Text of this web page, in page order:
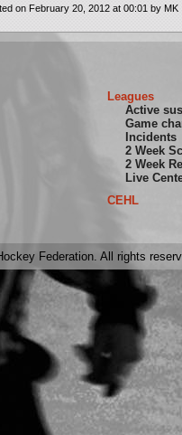
on February 20, 2012 at 00:01 by MK
Leagues
Active
Game
Incidents
2 Week
2 Week
Live
CEHL
Federation. All rights